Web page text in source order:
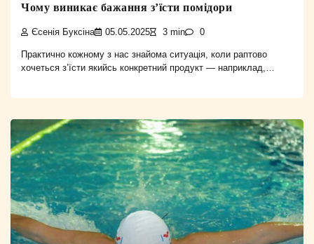
Чому виникає бажання з’їсти помідори
Єсенія Буксіна 05.05.2025 3 min 0
Практично кожному з нас знайома ситуація, коли раптово
хочеться з’їсти якийсь конкретний продукт — наприклад,…